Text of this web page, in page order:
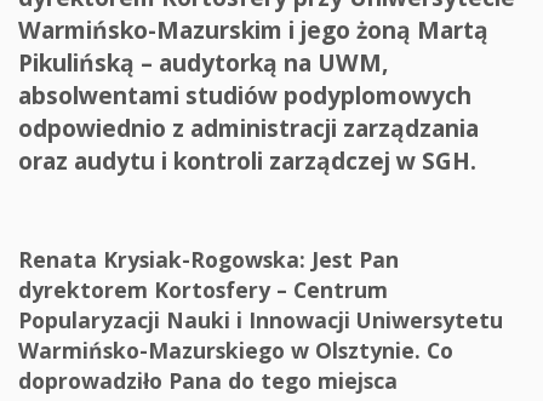
Warmińsko-Mazurskim i jego żoną Martą
Pikulińską – audytorką na UWM,
absolwentami studiów podyplomowych
odpowiednio z administracji zarządzania
oraz audytu i kontroli zarządczej w SGH.
Renata Krysiak-Rogowska: Jest Pan
dyrektorem Kortosfery – Centrum
Popularyzacji Nauki i Innowacji Uniwersytetu
Warmińsko-Mazurskiego w Olsztynie. Co
doprowadziło Pana do tego miejsca